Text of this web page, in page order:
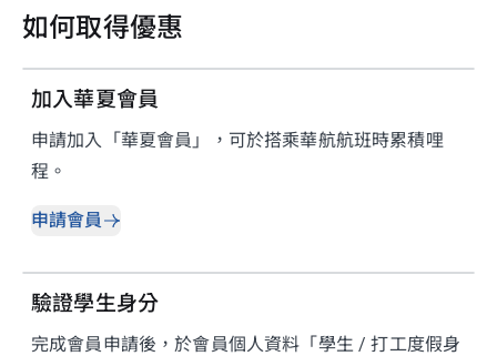
如何取得優惠
01
加入華夏會員
申請加入「華夏會員」，可於搭乘華航航班時累積哩
程。
申請會員
驗證學生身分
完成會員申請後，於會員個人資料「學生 / 打工度假身